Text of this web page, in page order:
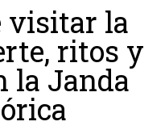
2023-2027
visitar la
ritos y
la Janda